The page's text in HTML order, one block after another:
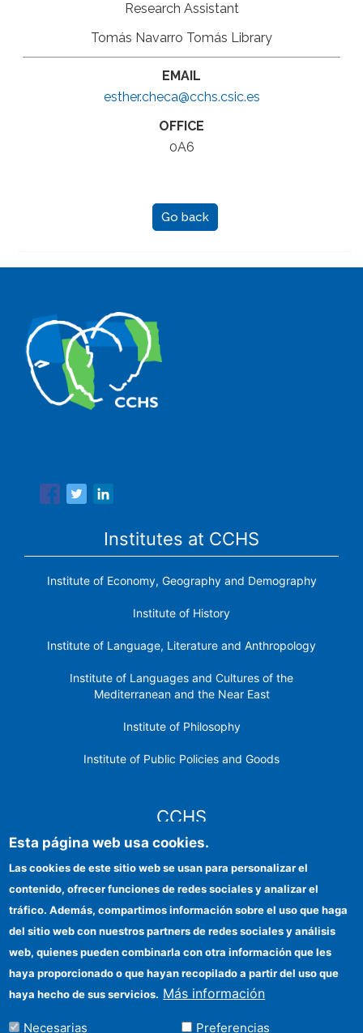
Research Assistant
Tomás Navarro Tomás Library
EMAIL
esther.checa@cchs.csic.es
OFFICE
0A6
Go back
Institutes at CCHS
Institute of Economy, Geography and Demography
Institute of History
Institute of Language, Literature and Anthropology
Institute of Languages ​​and Cultures of the
Mediterranean and the Near East
Institute of Philosophy
Institute of Public Policies and Goods
CCHS
Institutional identity
FEDER funds
Funding entities
Contact
Esta página web usa cookies.
Las cookies de este sitio web se usan para personalizar el
contenido, ofrecer funciones de redes sociales y analizar el
tráfico. Además, compartimos información sobre el uso que haga
del sitio web con nuestros partners de redes sociales y análisis
web, quienes pueden combinarla con otra información que les
haya proporcionado o que hayan recopilado a partir del uso que
haya hecho de sus servicios. Más información
Necesarias Preferencias